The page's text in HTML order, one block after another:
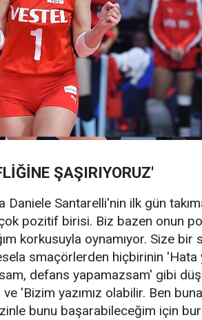
ŞAŞIRIYORUZ'
Daniele Santarelli'nin ilk gün
pozitif birisi. Biz bazen onun
korkusuyla oynamıyor. Size bir
smaçörlerden hiçbirinin 'Hata
defans yapamazsam' gibi
'Bizim yazımız olabilir. Ben
bunu başarabileceğim için